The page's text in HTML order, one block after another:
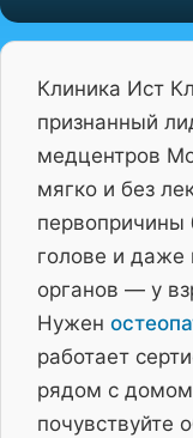
Клиника Ист
признанный
медцентров
мягко и без
первопричины
голове и даже
органов — у
Нужен
работает
рядом с
почувствуйте